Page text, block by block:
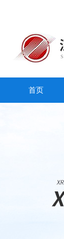
首页